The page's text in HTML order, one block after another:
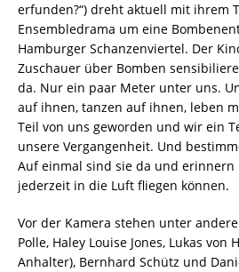
erfunden?“) dreht aktuell mit ihrem
Ensembledrama um eine
Hamburger Schanzenviertel. Der
Zuschauer über Bomben
da. Nur ein paar Meter unter uns.
auf ihnen, tanzen auf ihnen, leben
Teil von uns geworden und wir ein
unsere Vergangenheit. Und
Auf einmal sind sie da und erinnern
jederzeit in die Luft fliegen können.
Vor der Kamera stehen unter
Polle, Haley Louise Jones, Lukas von
Anhalter), Bernhard Schütz und